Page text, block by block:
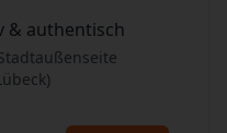
& authentisch